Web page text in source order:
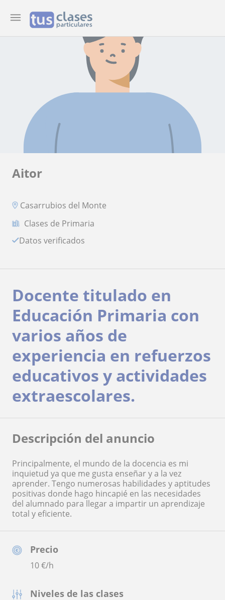
Aitor
Casarrubios del Monte
Clases de Primaria
Datos verificados
Precio
10€/h
Niveles de las clases
Docente titulado en
Educación Primaria con
varios años de
experiencia en refuerzos
educativos y actividades
extraescolares.
Descripción del anuncio
Principalmente, el mundo de la docencia es mi
inquietud ya que me gusta enseñar y a la vez
aprender. Tengo numerosas habilidades y aptitudes
positivas donde hago hincapié en las necesidades
del alumnado para llegar a impartir un aprendizaje
total y eficiente.